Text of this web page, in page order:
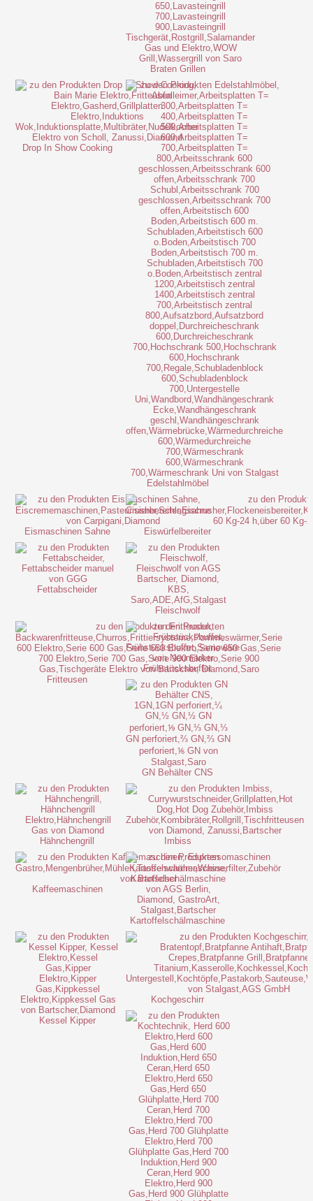
Braten Grillen
Drop In Show Cooking
Edelstahlmöbel
Eismaschinen Sahne Eiswürfelbereiter
Fettabscheider
Fleischwolf
Fritteusen
Frühstücksbuffet
GN Behälter CNS
Hähnchengrill Imbiss
Kaffeemaschinen
Kartoffelschälmaschine
Kessel Kipper
Kochgeschirr